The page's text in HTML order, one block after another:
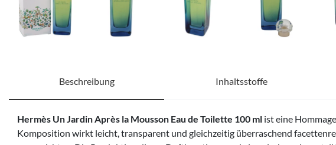
Beschreibung Inhaltsstoffe
Hermès Un Jardin Après la Mousson Eau de Toilette 100 ml ist eine
Komposition wirkt leicht, transparent und gleichzeitig überraschend